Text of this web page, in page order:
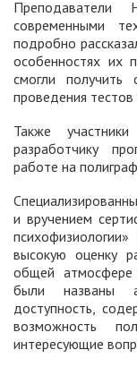
современными
подробно
особенностях их
смогли
проведения
Также
разработчику
работе на
и вручением
высокую оценку
общей атмосфере
были названы
доступность,
возможность
интересующие